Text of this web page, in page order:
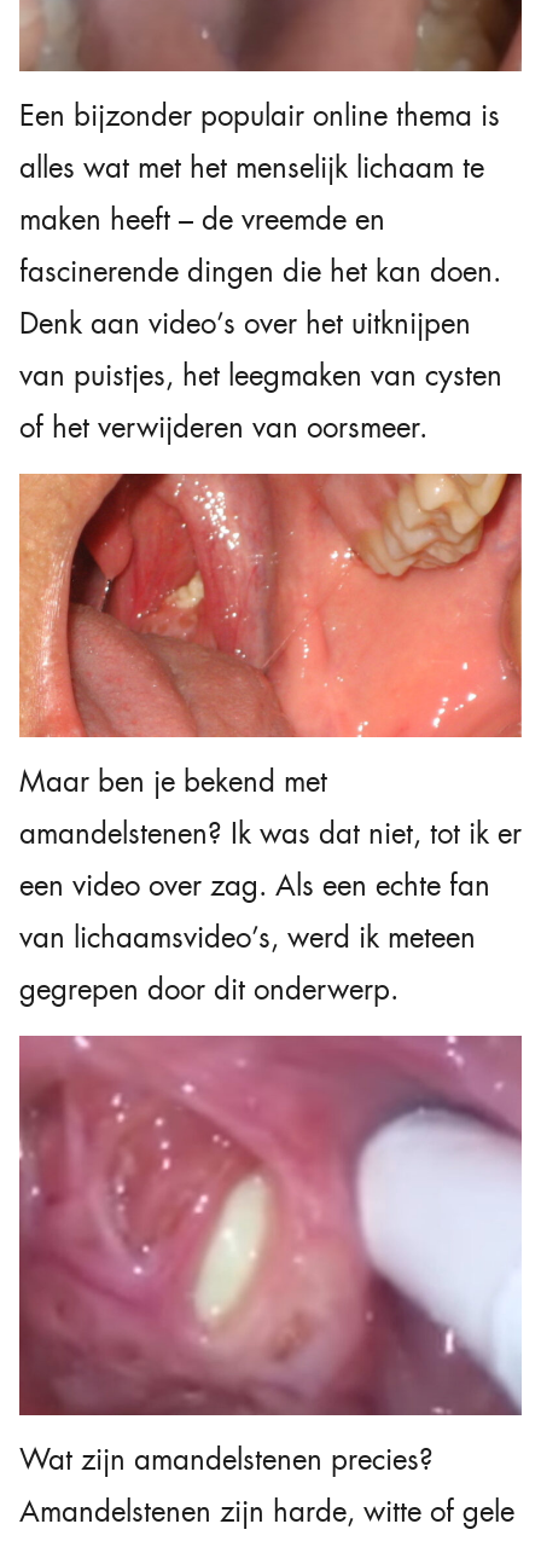
Een bijzonder populair online thema is
alles wat met het menselijk lichaam te
maken heeft – de vreemde en
fascinerende dingen die het kan doen.
Denk aan video’s over het uitknijpen
van puistjes, het leegmaken van cysten
of het verwijderen van oorsmeer.
Maar ben je bekend met
amandelstenen? Ik was dat niet, tot ik er
een video over zag. Als een echte fan
van lichaamsvideo’s, werd ik meteen
gegrepen door dit onderwerp.
Wat zijn amandelstenen precies?
Amandelstenen zijn harde, witte of gele